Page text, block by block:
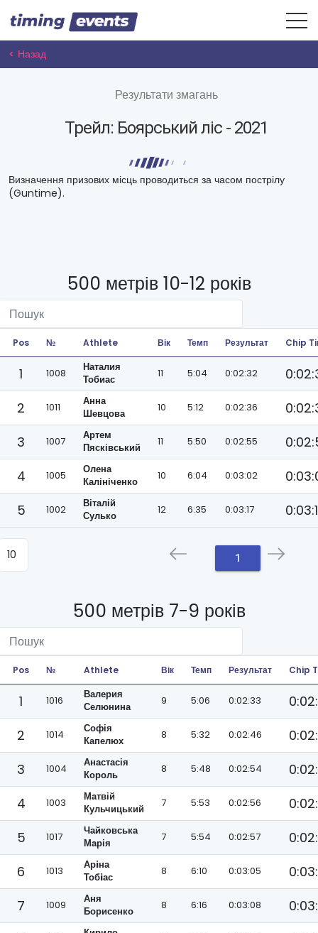
< Назад
Результати змагань
Трейл: Боярський ліс - 2021
Визначення призових місць проводиться за часом пострілу
(Guntime).
500 метрів 10-12 років
Pos № Athlete Вік Темп Результат Chip
1 1008
Наталия
Тобиас
11 5:04 0:02:32
2
1011
Анна
Шевцова
10 5:12 0:02:36
3
1007
Артем
Пясківський
11 5:50 0:02:55
4
1005
Олена
Калініченко
10 6:04 0:03:02
5
1002
Віталій
Сулько
12 6:35 0:03:17
1
500 метрів 7-9 років
Pos № Athlete Вік Темп Результат Chip
1 1016
Валерия
Селюнина
9 5:06 0:02:33
2
1014
Софія
Капелюх
8 5:32 0:02:46
3
1004
Анастасія
Король
8 5:48 0:02:54
4
1003
Матвій
Кульчицький
7 5:53 0:02:56
5
1017
Чайковська
Марія
7 5:54 0:02:57
6
1013
Арiна
Тобiас
8 6:10 0:03:05
7
1009
Аня
Борисенко
8 6:16 0:03:08